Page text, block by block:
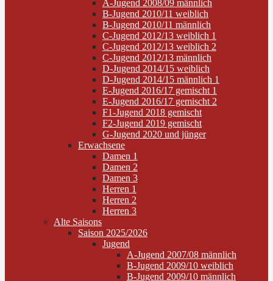
A-Jugend 2008/09 männlich
B-Jugend 2010/11 weiblich
B-Jugend 2010/11 männlich
C-Jugend 2012/13 weiblich 1
C-Jugend 2012/13 weiblich 2
C-Jugend 2012/13 männlich
D-Jugend 2014/15 weiblich
D-Jugend 2014/15 männlich 1
E-Jugend 2016/17 gemischt 1
E-Jugend 2016/17 gemischt 2
F1-Jugend 2018 gemischt
F2-Jugend 2019 gemischt
G-Jugend 2020 und jünger
Erwachsene
Damen 1
Damen 2
Damen 3
Herren 1
Herren 2
Herren 3
Alte Saisons
Saison 2025/2026
Jugend
A-Jugend 2007/08 männlich
B-Jugend 2009/10 weiblich
B-Jugend 2009/10 männlich